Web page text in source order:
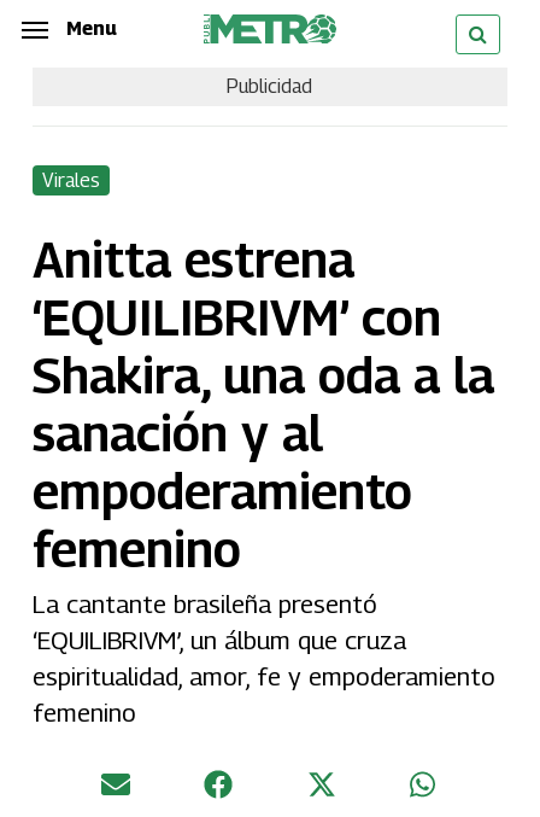
Skip
content
Menu
Publicidad
Virales
Anitta estrena
‘EQUILIBRIVM’ con
Shakira, una oda a la
sanación y al
empoderamiento
femenino
La cantante brasileña presentó
‘EQUILIBRIVM’, un álbum que cruza
espiritualidad, amor, fe y empoderamiento
femenino
Menu